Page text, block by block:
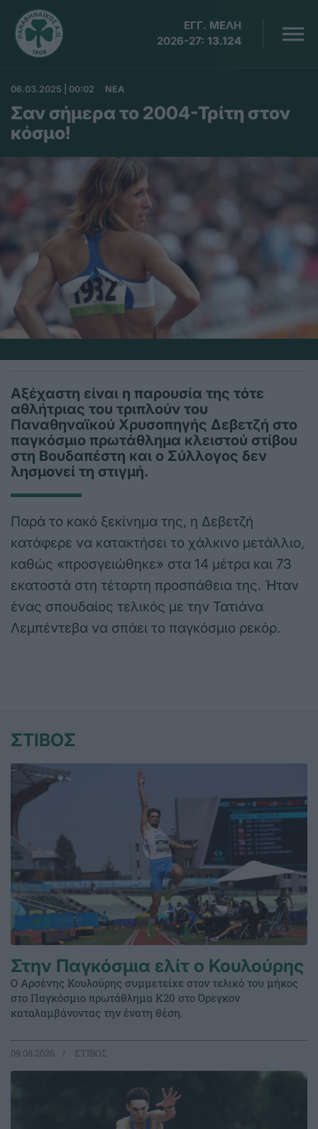
ΕΓΓ. ΜΕΛΗ
2026-27: 13.124
06.03.2025 | 00:02 ΝΕΑ
Σαν σήμερα το 2004-Τρίτη στον
κόσμο!
Αξέχαστη είναι η παρουσία της τότε
αθλήτριας του τριπλούν του
Παναθηναϊκού Χρυσοπηγής Δεβετζή στο
παγκόσμιο πρωτάθλημα κλειστού στίβου
στη Βουδαπέστη και ο Σύλλογος δεν
λησμονεί τη στιγμή.
Παρά το κακό ξεκίνημα της, η Δεβετζή
κατάφερε να κατακτήσει το χάλκινο μετάλλιο,
καθώς «προσγειώθηκε» στα 14 μέτρα και 73
εκατοστά στη τέταρτη προσπάθεια της. Ήταν
ένας σπουδαίος τελικός με την Τατιάνα
Λεμπέντεβα να σπάει το παγκόσμιο ρεκόρ.
ΣΤΙΒΟΣ
Στην Παγκόσμια ελίτ ο Κουλούρης
Ο Αρσένης Κουλούρης συμμετείχε στον τελικό του μήκος
στο Παγκόσμιο πρωτάθλημα Κ20 στο Όρεγκον
καταλαμβάνοντας την ένατη θέση.
09.08.2026 ΣΤΙΒΟΣ